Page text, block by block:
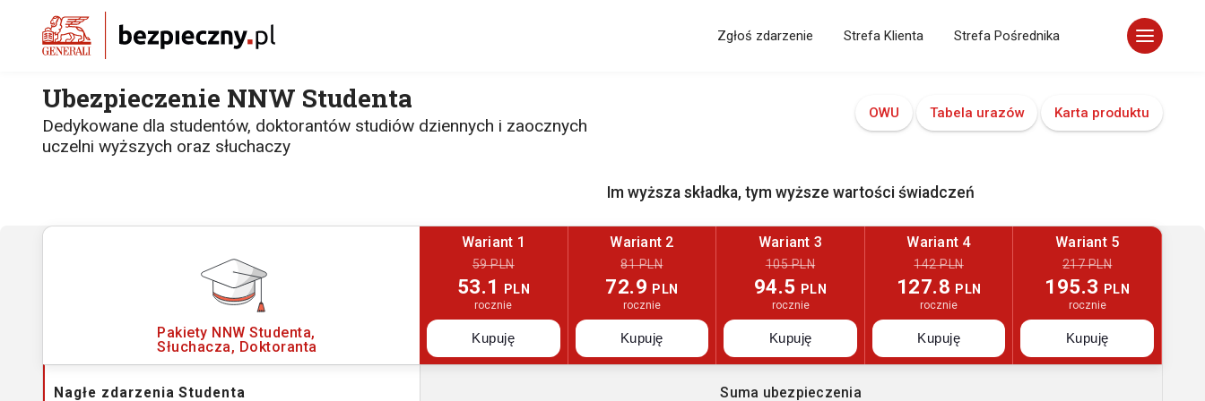
Zgłoś zdarzenie Strefa Klienta Strefa Pośrednika
Ubezpieczenie NNW Studenta
Dedykowane dla studentów, doktorantów studiów dziennych i zaocznych
uczelni wyższych oraz słuchaczy
OWU Tabela urazów Karta produktu
Im wyższa składka, tym wyższe wartości świadczeń
Pakiety NNWStudenta,
Słuchacza, Doktoranta
Wariant 1
59 PLN
53.1 PLN
rocznie
Kupuję
Wariant 2
81 PLN
72.9 PLN
rocznie
Kupuję
Wariant 3
105 PLN
94.5 PLN
rocznie
Kupuję
Wariant 4
142 PLN
127.8 PLN
rocznie
Kupuję
Wariant 5
217 PLN
195.3 PLN
rocznie
Kupuję
Nagłe zdarzenia Studenta Suma ubezpieczenia